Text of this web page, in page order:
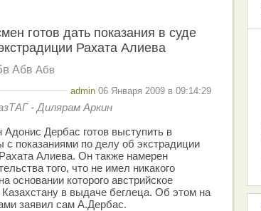
готов дать показания в суде
Рахата Алиева
Абв Абв
admin 06 Января 2009 в 09:14:29
- Дилярам Аркин
Адонис Дербас готов выступить в
показаниями по делу об экстрадиции
Алиева. Он также намерен
того, что не имел никакого
основании которого австрийское
Казахстану в выдаче беглеца. Об этом на
заявил сам А.Дербас.